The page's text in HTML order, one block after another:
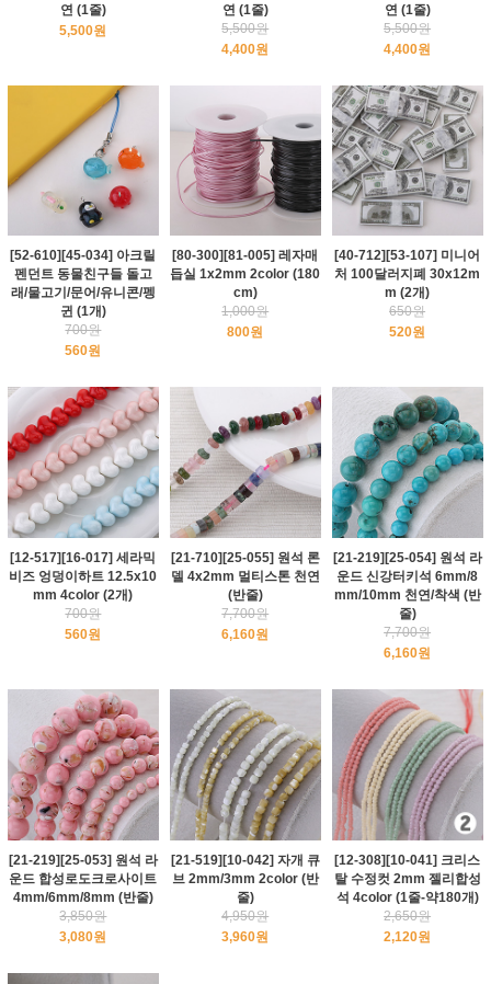
연 (1줄)
5,500원
연 (1줄)
5,500원
4,400원
연 (1줄)
5,500원
4,400원
[52-610][45-034] 아크릴
펜던트 동물친구들 돌고
래/물고기/문어/유니콘/펭
귄 (1개)
700원
560원
[80-300][81-005] 레자매
듭실 1x2mm 2color (180
cm)
1,000원
800원
[40-712][53-107] 미니어
처 100달러지폐 30x12m
m (2개)
650원
520원
[12-517][16-017] 세라믹
비즈 엉덩이하트 12.5x10
mm 4color (2개)
700원
560원
[21-710][25-055] 원석 론
델 4x2mm 멀티스톤 천연
(반줄)
7,700원
6,160원
[21-219][25-054] 원석 라
운드 신강터키석 6mm/8
mm/10mm 천연/착색 (반
줄)
7,700원
6,160원
[21-219][25-053] 원석 라
운드 합성로도크로사이트
4mm/6mm/8mm (반줄)
3,850원
3,080원
[21-519][10-042] 자개 큐
브 2mm/3mm 2color (반
줄)
4,950원
3,960원
[12-308][10-041] 크리스
탈 수정컷 2mm 젤리합성
석 4color (1줄-약180개)
2,650원
2,120원